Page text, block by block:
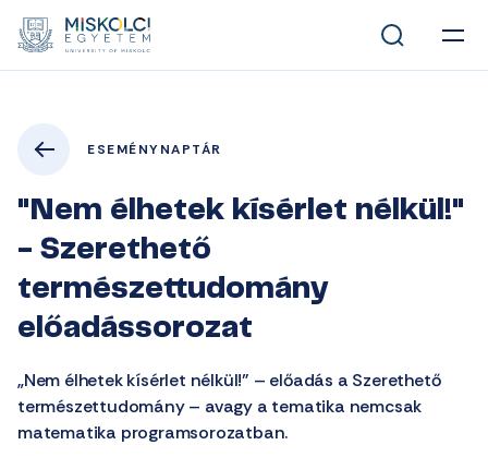
ESEMÉNYNAPTÁR
"Nem élhetek kísérlet nélkül!"
- Szerethető
természettudomány
előadássorozat
„Nem élhetek kísérlet nélkül!” – előadás a Szerethető
természettudomány – avagy a tematika nemcsak
matematika programsorozatban.